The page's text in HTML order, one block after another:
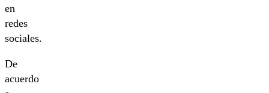
en
redes
sociales.
De
acuerdo